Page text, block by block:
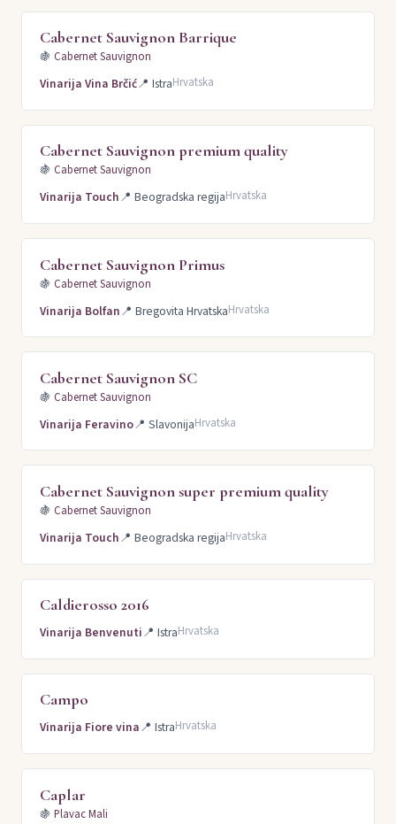
Cabernet Sauvignon Barrique
🍇 Cabernet Sauvignon
Vinarija Vina Brčić📍 IstraHrvatska
Cabernet Sauvignon premium quality
🍇 Cabernet Sauvignon
Vinarija Touch📍 Beogradska regijaHrvatska
Cabernet Sauvignon Primus
🍇 Cabernet Sauvignon
Vinarija Bolfan📍 Bregovita HrvatskaHrvatska
Cabernet Sauvignon SC
🍇 Cabernet Sauvignon
Vinarija Feravino📍 SlavonijaHrvatska
Cabernet Sauvignon super premium quality
🍇 Cabernet Sauvignon
Vinarija Touch📍 Beogradska regijaHrvatska
Caldierosso 2016
Vinarija Benvenuti📍 IstraHrvatska
Campo
Vinarija Fiore vina📍 IstraHrvatska
Caplar
🍇 Plavac Mali